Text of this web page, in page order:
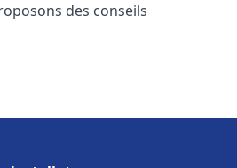
des conseils